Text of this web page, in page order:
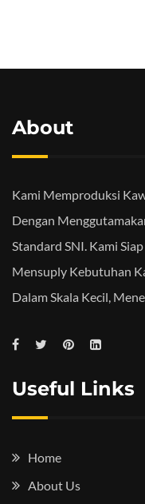
About
Kami Memproduksi
Dengan
Standard SNI. Kami
Mensuply Kebutuhan
Dalam Skala Kecil,
Useful Links
Home
About Us